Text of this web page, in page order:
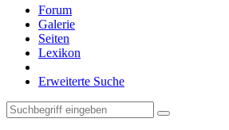
Forum
Galerie
Seiten
Lexikon
Erweiterte Suche